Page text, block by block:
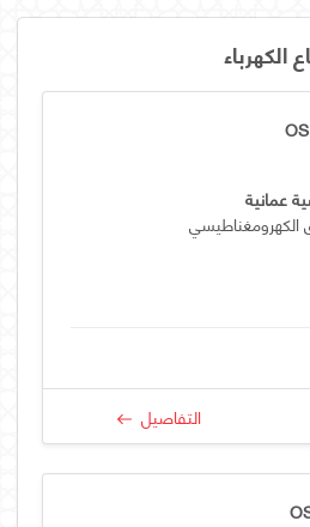
عمانية
الكهرومغناطيسي
التفاصيل